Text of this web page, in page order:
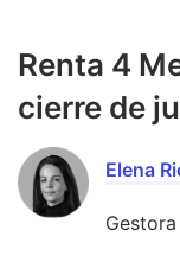
Renta 4
cierre de
Elena